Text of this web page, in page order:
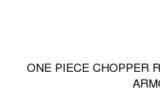
ONE PIECE CHOPPER